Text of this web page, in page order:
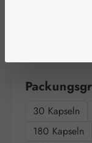
Schnell
30 Kapseln
180 Kapseln